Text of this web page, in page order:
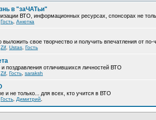
в "заЧАТьи"
ВТО, информационных ресурсах, спонсорах не
Гость Анютка
свое творчество и получить впечатления от по-
Zif Ustas Гость
поздравления отличившихся личностей ВТО
Zif Гость saraksh
и не только... для всех, кто учится в ВТО
Гость Димитрий